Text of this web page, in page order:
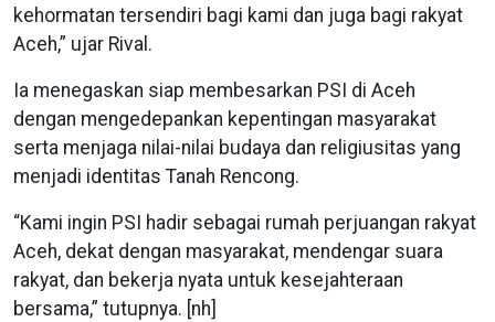
kehormatan tersendiri bagi kami dan juga bagi rakyat
Aceh,” ujar Rival.
Ia menegaskan siap membesarkan PSI di Aceh
dengan mengedepankan kepentingan masyarakat
serta menjaga nilai-nilai budaya dan religiusitas yang
menjadi identitas Tanah Rencong.
“Kami ingin PSI hadir sebagai rumah perjuangan rakyat
Aceh, dekat dengan masyarakat, mendengar suara
rakyat, dan bekerja nyata untuk kesejahteraan
bersama,” tutupnya. [nh]